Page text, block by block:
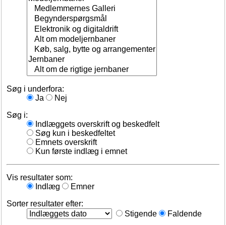
Søg i underfora:
Ja
Nej
Søg i:
Indlæggets overskrift og beskedfelt
Søg kun i beskedfeltet
Emnets overskrift
Kun første indlæg i emnet
Vis resultater som:
Indlæg
Emner
Sorter resultater efter:
Stigende
Faldende